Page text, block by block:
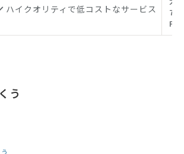
ハイクオリティで低コストなサービス
7
F
う